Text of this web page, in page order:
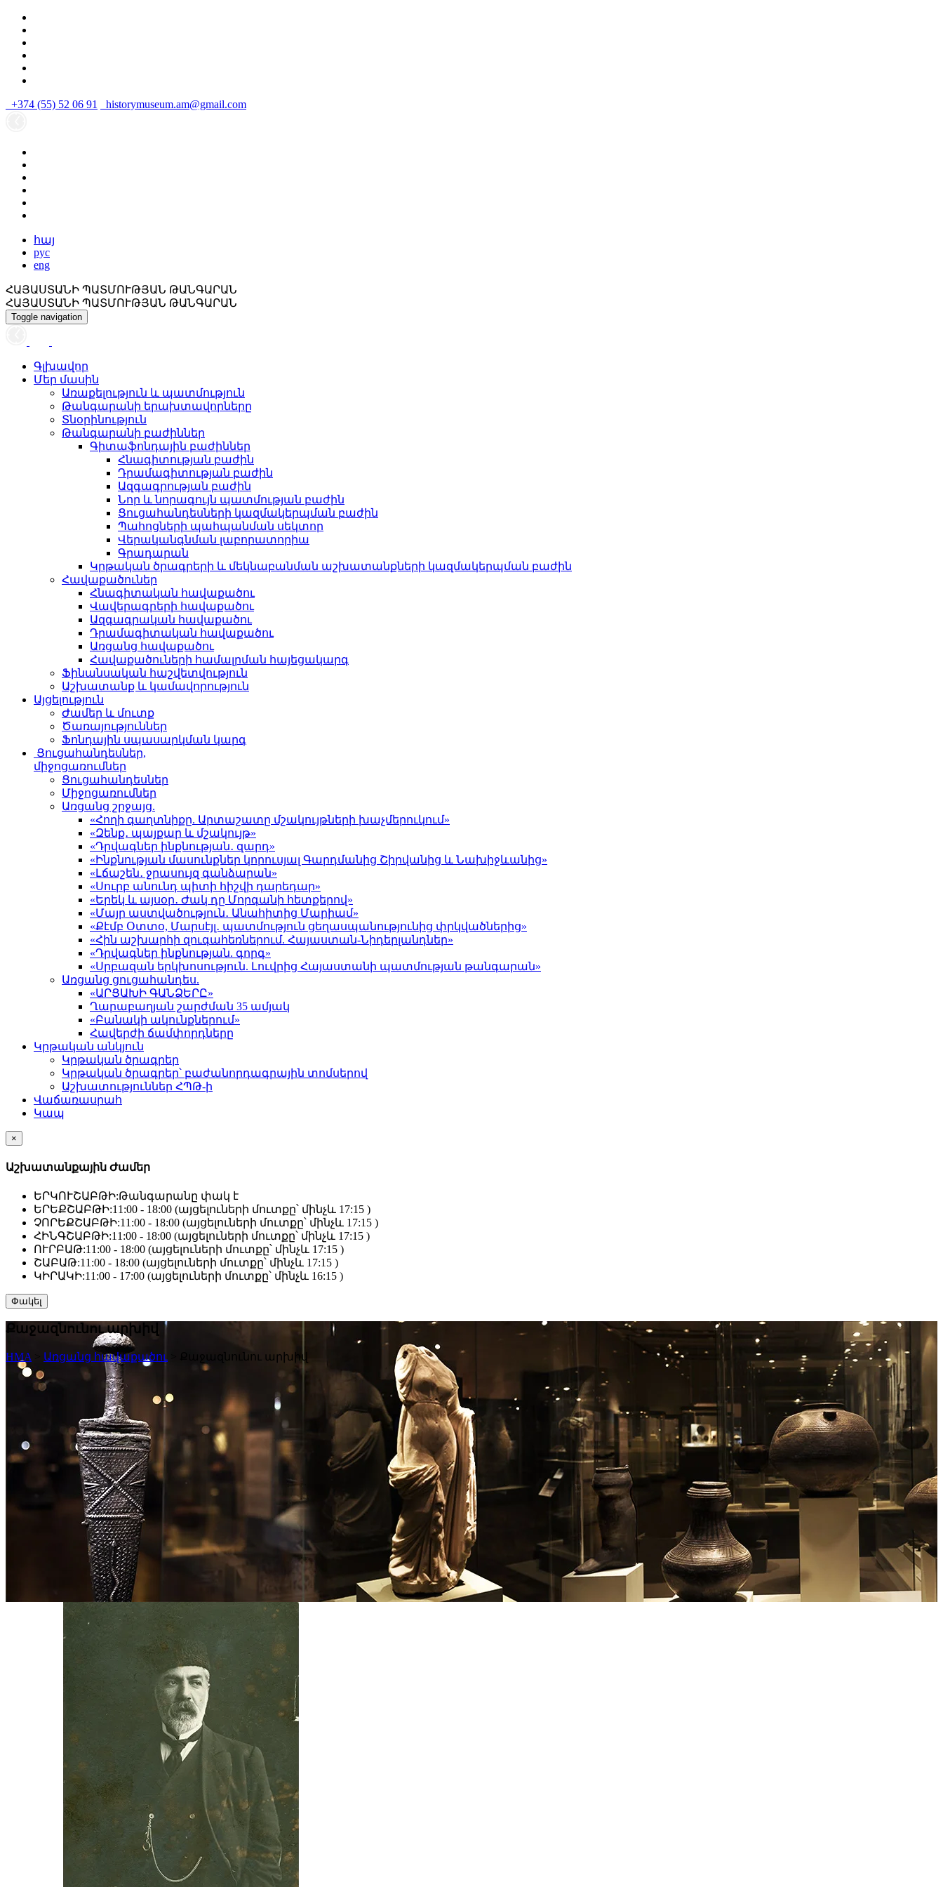
+374 (55) 52 06 91 historymuseum.am@gmail.com
հայ
рус
eng
ՀԱՅԱՍՏԱՆԻ ՊԱՏՄՈՒԹՅԱՆ ԹԱՆԳԱՐԱՆ
ՀԱՅԱՍՏԱՆԻ ՊԱՏՄՈՒԹՅԱՆ ԹԱՆԳԱՐԱՆ
Toggle navigation
Գլխավոր
Մեր մասին
Առաքելություն և պատմություն
Թանգարանի երախտավորները
Տնօրինություն
Թանգարանի բաժիններ
Գիտաֆոնդային բաժիններ
Հնագիտության բաժին
Դրամագիտության բաժին
Ազգագրության բաժին
Նոր և նորագույն պատմության բաժին
Ցուցահանդեսների կազմակերպման բաժին
Պահոցների պահպանման սեկտոր
Վերականգնման լաբորատորիա
Գրադարան
Կրթական ծրագրերի և մեկնաբանման աշխատանքների կազմակերպման բաժին
Հավաքածուներ
Հնագիտական հավաքածու
Վավերագրերի հավաքածու
Ազգագրական հավաքածու
Դրամագիտական հավաքածու
Առցանց հավաքածու
Հավաքածուների համալրման հայեցակարգ
Ֆինանսական հաշվետվություն
Աշխատանք և կամավորություն
Այցելություն
Ժամեր և մուտք
Ծառայություններ
Ֆոնդային սպասարկման կարգ
Ցուցահանդեսներ,
միջոցառումներ
Ցուցահանդեսներ
Միջոցառումներ
Առցանց շրջայց.
«Հողի գաղտնիքը. Արտաշատը մշակույթների խաչմերուկում»
«Զենք․ պայքար և մշակույթ»
«Դրվագներ ինքնության․ զարդ»
«Ինքնության մասունքներ կորուսյալ Գարդմանից Շիրվանից և Նախիջևանից»
«Լճաշեն․ ջրասույզ գանձարան»
«Սուրբ անունդ պիտի հիշվի դարեդար»
«Երեկ և այսօր․ Ժակ դը Մորգանի հետքերով»
«Մայր աստվածություն․ Անահիտից Մարիամ»
«Քէմբ Օտտօ, Մարսէյլ․ պատմություն ցեղասպանությունից փրկվածներից»
«Հին աշխարհի զուգահեռներում. Հայաստան-Նիդերլանդներ»
«Դրվագներ ինքնության. գորգ»
«Սրբազան երկխոսություն. Լուվրից Հայաստանի պատմության թանգարան»
Առցանց ցուցահանդես.
«ԱՐՑԱԽԻ ԳԱՆՁԵՐԸ»
Ղարաբաղյան շարժման 35 ամյակ
«Բանակի ակունքներում»
Հավերժի ճամփորդները
Կրթական անկյուն
Կրթական ծրագրեր
Կրթական ծրագրեր՝ բաժանորդագրային տոմսերով
Աշխատություններ ՀՊԹ-ի
Վաճառասրահ
Կապ
×
Աշխատանքային Ժամեր
ԵՐԿՈՒՇԱԲԹԻ:Թանգարանը փակ է
ԵՐԵՔՇԱԲԹԻ:11:00 - 18:00 (այցելուների մուտքը՝ մինչև 17:15 )
ՉՈՐԵՔՇԱԲԹԻ:11:00 - 18:00 (այցելուների մուտքը՝ մինչև 17:15 )
ՀԻՆԳՇԱԲԹԻ:11:00 - 18:00 (այցելուների մուտքը՝ մինչև 17:15 )
ՈՒՐԲԱԹ:11:00 - 18:00 (այցելուների մուտքը՝ մինչև 17:15 )
ՇԱԲԱԹ:11:00 - 18:00 (այցելուների մուտքը՝ մինչև 17:15 )
ԿԻՐԱԿԻ:11:00 - 17:00 (այցելուների մուտքը՝ մինչև 16:15 )
Փակել
Քաջազնունու արխիվ
HMA Առցանց հավաքածու Քաջազնունու արխիվ